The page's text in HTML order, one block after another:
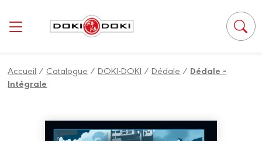
Accueil / Catalogue /DOKI-DOKI /Dédale / Dédale -
Intégrale